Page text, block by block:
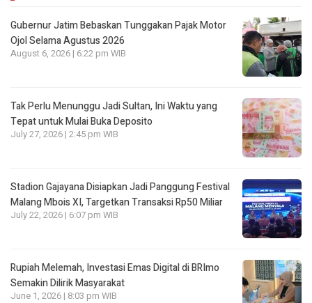
Gubernur Jatim Bebaskan Tunggakan Pajak Motor
Ojol Selama Agustus 2026
August 6, 2026 | 6:22 pm WIB
Tak Perlu Menunggu Jadi Sultan, Ini Waktu yang
Tepat untuk Mulai Buka Deposito
July 27, 2026 | 2:45 pm WIB
Stadion Gajayana Disiapkan Jadi Panggung Festival
Malang Mbois XI, Targetkan Transaksi Rp50 Miliar
July 22, 2026 | 6:07 pm WIB
Rupiah Melemah, Investasi Emas Digital di BRImo
Semakin Dilirik Masyarakat
June 1, 2026 | 8:03 pm WIB